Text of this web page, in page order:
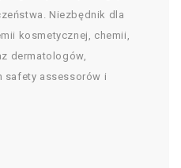
Niezbędnik dla
kosmetycznej, chemii,
dermatologów,
safety assessorów i